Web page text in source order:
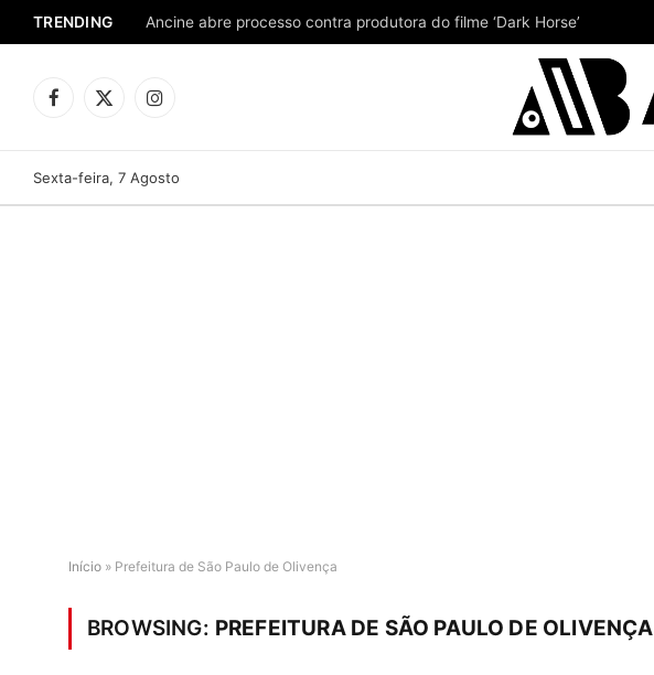
TRENDING Ancine abre processo contra produtora do filme ‘Dark Horse’
Facebook
X
Instagram
Sexta-feira, 7 Agosto
Início » Prefeitura de São Paulo de Olivença
BROWSING: PREFEITURA DE SÃO PAULO DE OLIVENÇA